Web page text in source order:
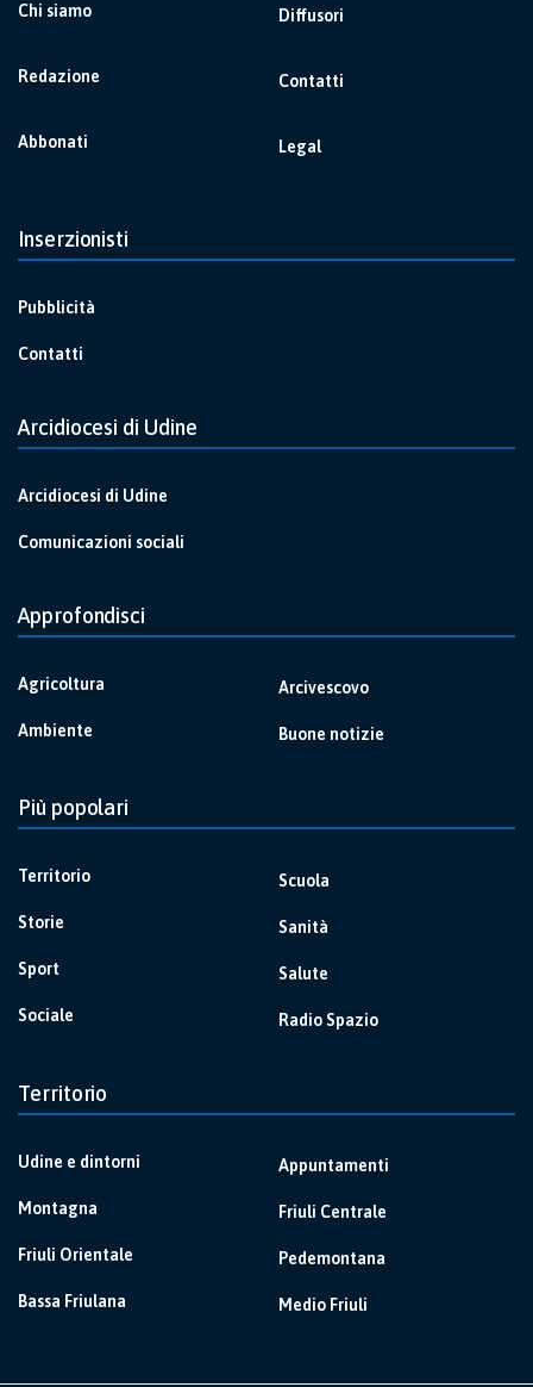
Chi siamo
Redazione
Abbonati
Diffusori
Contatti
Legal
Inserzionisti
Pubblicità
Contatti
Arcidiocesi di Udine
Arcidiocesi di Udine
Comunicazioni sociali
Approfondisci
Agricoltura
Ambiente
Arcivescovo
Buone notizie
Più popolari
Territorio
Storie
Sport
Sociale
Scuola
Sanità
Salute
Radio Spazio
Territorio
Udine e dintorni
Montagna
Friuli Orientale
Bassa Friulana
Appuntamenti
Friuli Centrale
Pedemontana
Medio Friuli